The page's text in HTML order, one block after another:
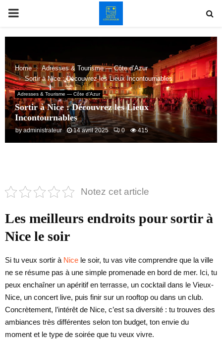
PRIMARY
MENU
Home
Adresses & Tourisme — Côte d’Azur
Sortir à Nice : Découvrez les Lieux Incontournables
Adresses & Tourisme — Côte d’Azur
Sortir à Nice : Découvrez les Lieux
Incontournables
byadministrateur 14 avril 2025 0 415
Notez cet article
Les meilleurs endroits pour sortir à
Nice le soir
Si tu veux sortir à Nice le soir, tu vas vite comprendre que la ville
ne se résume pas à une simple promenade en bord de mer. Ici, tu
peux enchaîner un apéritif en terrasse, un cocktail dans le Vieux-
Nice, un concert live, puis finir sur un rooftop ou dans un club.
Concrètement, l’intérêt de Nice, c’est sa diversité : tu trouves des
ambiances très différentes selon ton budget, ton envie du
moment et le type de soirée que tu veux vivre.